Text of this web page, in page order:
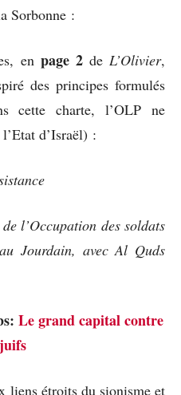
Sorbonne :
en page 2de L’Olivier,
des principes formulés
cette charte, l’OLP ne
d’Israël) :
l’Occupation des soldats
Jourdain, avec Al Quds
Le grand capital contre
liens étroits du sionisme et